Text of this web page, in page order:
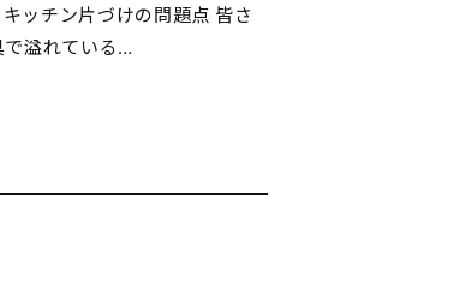
ッチン片づけの問題点 皆さ
で溢れている…